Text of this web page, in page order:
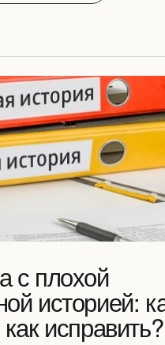
с плохой
историей:
исправить?